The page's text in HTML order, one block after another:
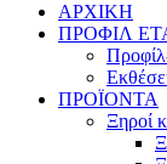
ΑΡΧΙΚΗ
ΠΡΟΦΙΛ
ΠΡΟΪΟΝΤΑ
Ξηροί